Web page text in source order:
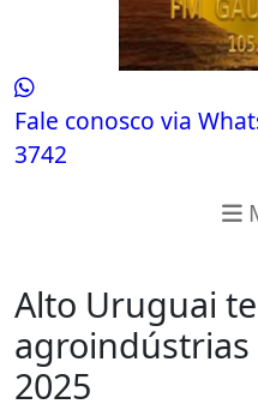
Fale conosco via
3742
Alto Uruguai
2025